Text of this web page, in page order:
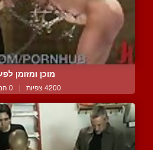
מוכן ומזומן
4200 צפיות | 0 המלצות